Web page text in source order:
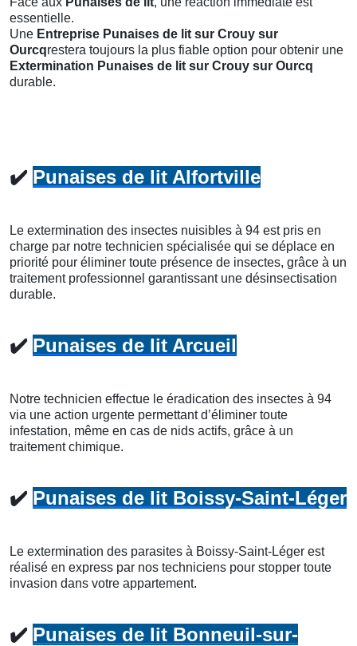
essentielle.
Une Entreprise Punaises de lit sur Crouy sur
Ourcqrestera toujours la plus fiable option pour obtenir une
Extermination Punaises de lit sur Crouy sur Ourcq
durable.
✔️ Punaises de lit Alfortville
Le extermination des insectes nuisibles à 94 est pris en
charge par notre technicien spécialisée qui se déplace en
priorité pour éliminer toute présence de insectes, grâce à un
traitement professionnel garantissant une désinsectisation
durable.
✔️ Punaises de lit Arcueil
Notre technicien effectue le éradication des insectes à 94
via une action urgente permettant d’éliminer toute
infestation, même en cas de nids actifs, grâce à un
traitement chimique.
✔️ Punaises de lit Boissy-Saint-Léger
Le extermination des parasites à Boissy-Saint-Léger est
réalisé en express par nos techniciens pour stopper toute
invasion dans votre appartement.
✔️ Punaises de lit Bonneuil-sur-